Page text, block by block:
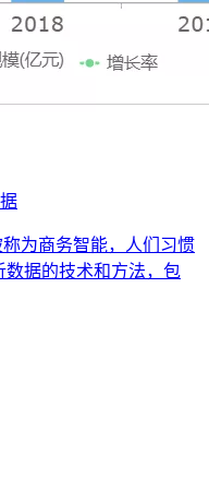
称为商务智能，人们习惯
数据的技术和方法，包